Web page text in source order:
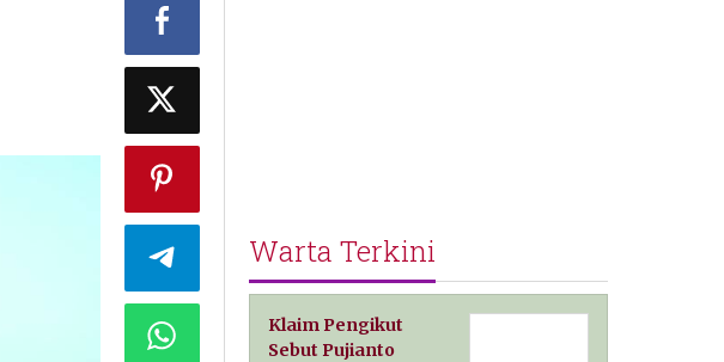
Warta Terkini
Klaim Pengikut
Sebut Pujianto